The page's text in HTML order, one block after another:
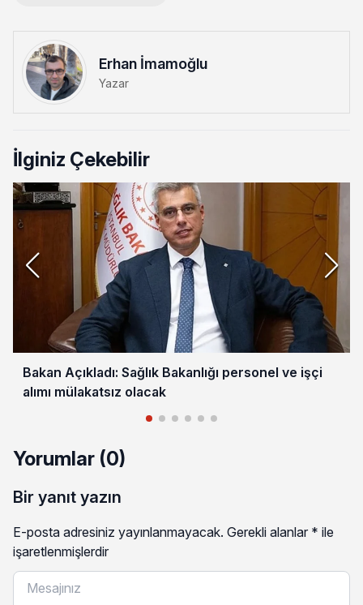
Erhan İmamoğlu
Yazar
İlginiz Çekebilir
Bakan Açıkladı: Sağlık Bakanlığı personel ve işçi
alımı mülakatsız olacak
Yorumlar (0)
Bir yanıt yazın
E-posta adresiniz yayınlanmayacak. Gerekli alanlar * ile
işaretlenmişlerdir